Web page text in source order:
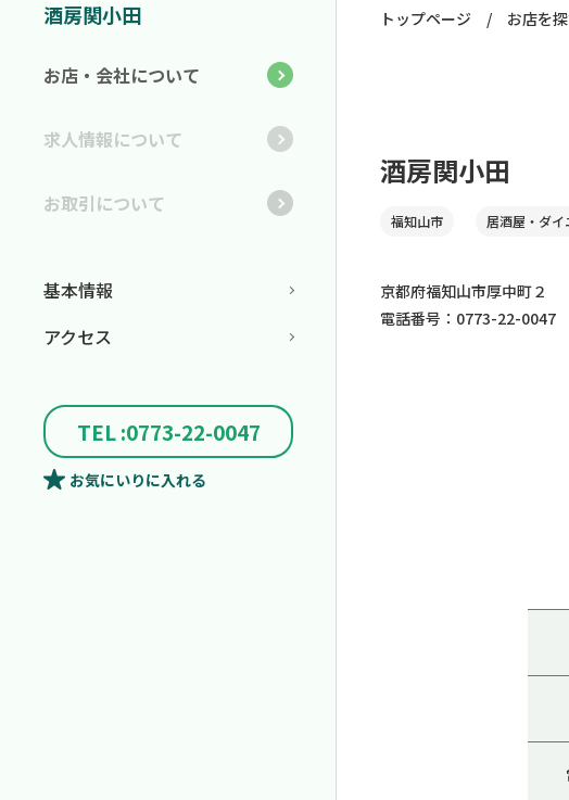
トップページ / お店を
酒房関小田
福知山市 居酒屋・ダ
京都府福知山市厚中町２
電話番号：0773-22-0047
酒房関小田
お店・会社について
求人情報について
お取引について
基本情報
アクセス
TEL :0773-22-0047
お気にいりに入れる